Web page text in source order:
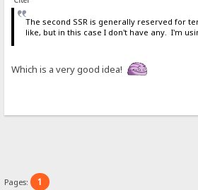
The second SSR is generally reserved for
like, but in this case I don't have any. I'm
Which is a very good idea!
Pages: 1